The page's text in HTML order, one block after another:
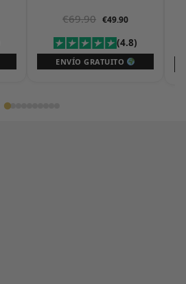
€69.90 €49.90
(4.8)
ENVÍO GRATUITO